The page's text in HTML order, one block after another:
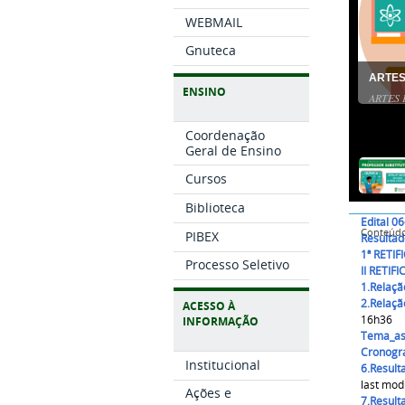
WEBMAIL
Gnuteca
ENSINO
Coordenação
Geral de Ensino
Cursos
Biblioteca
PIBEX
Processo Seletivo
ACESSO À
INFORMAÇÃO
Institucional
Ações e
ARTES
Edital
1ª
II
16h36